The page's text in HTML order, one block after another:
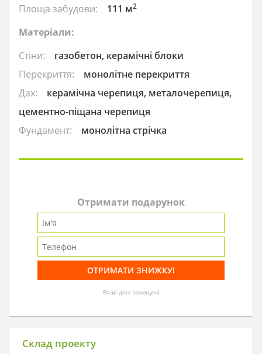
Площа забудови:
111 м2
Матеріали:
Стіни:
газобетон, керамічні блоки
Перекриття:
монолітне перекриття
Дах:
керамічна черепиця, металочерепиця,
цементно-піщана черепиця
Фундамент:
монолітна стрічка
Отримати подарунок
Ваші дані захищені
Склад проекту